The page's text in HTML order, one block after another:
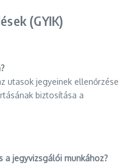
(GYIK)
utasok jegyeinek ellenőrzése
biztosítása a
a jegyvizsgálói munkához?